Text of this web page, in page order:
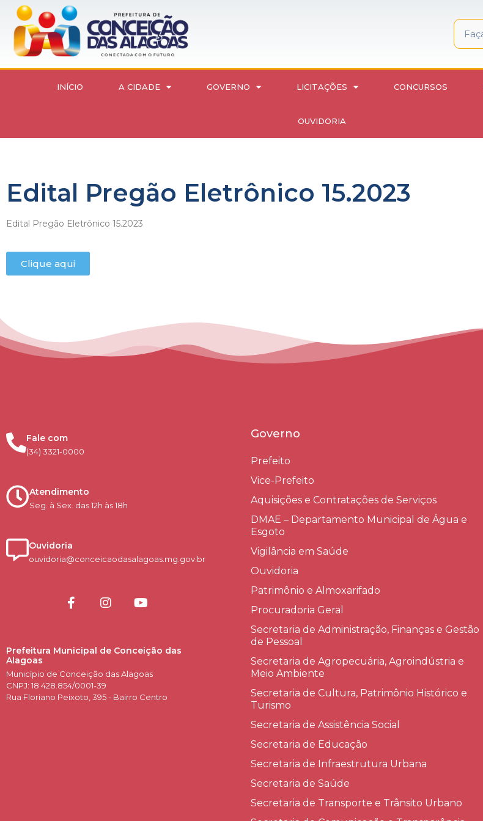
INÍCIO A CIDADE GOVERNO LICITAÇÕES CONCURSOS
OUVIDORIA
Edital Pregão Eletrônico 15.2023
Edital Pregão Eletrônico 15.2023
Clique aqui
Fale com
(34) 3321-0000
Atendimento
Seg. à Sex. das 12h às 18h
Ouvidoria
ouvidoria@conceicaodasalagoas.mg.gov.br
Prefeitura Municipal de Conceição das
Alagoas
Município de Conceição das Alagoas
CNPJ: 18.428.854/0001-39
Rua Floriano Peixoto, 395 - Bairro Centro
Governo
Prefeito
Vice-Prefeito
Aquisições e Contratações de Serviços​
DMAE – Departamento Municipal de Água e
Esgoto
Vigilância em Saúde
Ouvidoria
Patrimônio e Almoxarifado
Procuradoria Geral
Secretaria de Administração, Finanças e Gestão
de Pessoal
Secretaria de Agropecuária, Agroindústria e
Meio Ambiente
Secretaria de Cultura, Patrimônio Histórico e
Turismo
Secretaria de Assistência Social
Secretaria de Educação
Secretaria de Infraestrutura Urbana
Secretaria de Saúde
Secretaria de Transporte e Trânsito Urbano